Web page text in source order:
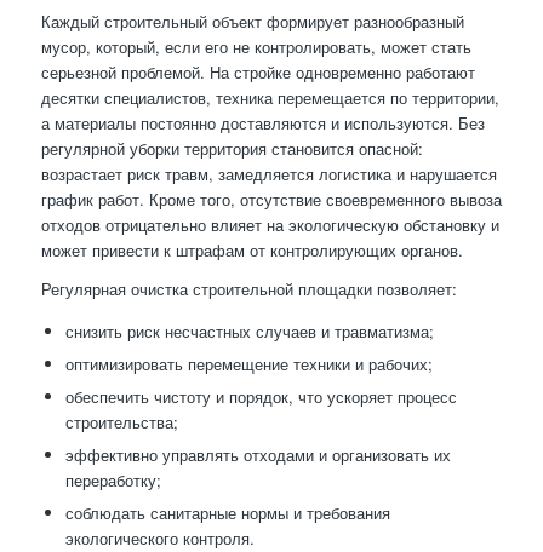
Каждый строительный объект формирует разнообразный
мусор, который, если его не контролировать, может стать
серьезной проблемой. На стройке одновременно работают
десятки специалистов, техника перемещается по территории,
а материалы постоянно доставляются и используются. Без
регулярной уборки территория становится опасной:
возрастает риск травм, замедляется логистика и нарушается
график работ. Кроме того, отсутствие своевременного вывоза
отходов отрицательно влияет на экологическую обстановку и
может привести к штрафам от контролирующих органов.
Регулярная очистка строительной площадки позволяет:
снизить риск несчастных случаев и травматизма;
оптимизировать перемещение техники и рабочих;
обеспечить чистоту и порядок, что ускоряет процесс
строительства;
эффективно управлять отходами и организовать их
переработку;
соблюдать санитарные нормы и требования
экологического контроля.